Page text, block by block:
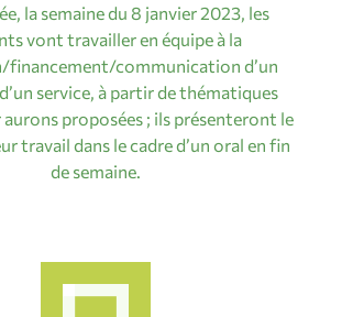
la semaine du 8 janvier 2023, les
vont travailler en équipe à la
financement/communication d’un
service, à partir de thématiques
aurons proposées ; ils présenteront le
travail dans le cadre d’un oral en fin
de semaine.